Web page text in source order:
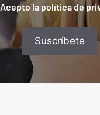
Acepto la política de